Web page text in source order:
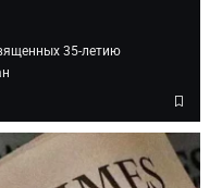
35-летию